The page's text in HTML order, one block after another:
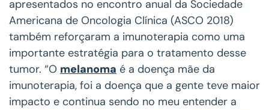
apresentados no encontro anual da Sociedade
Americana de Oncologia Clínica (ASCO 2018)
também reforçaram a imunoterapia como uma
importante estratégia para o tratamento desse
tumor. “O melanoma é a doença mãe da
imunoterapia, foi a doença que a gente teve maior
impacto e continua sendo no meu entender a